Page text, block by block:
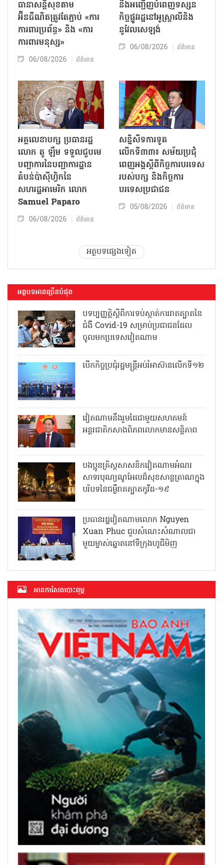
ធានាសន្តិសុខតាម
អ៊ីនធឺណិតត្រូវតែភ្ជាប់ «ការ
ការពារប្រព័ន្ធ» និង «ការ
ការពារមនុស្ស»
06/08/2026 ព័ត៌មាន
នឹងអញ្ជើញបំពេញទស្សន
កិច្ចផ្លូវរដ្ឋនៅអូស្ត្រាលីនិង
នូវែលសេឡង់
06/08/2026 ព័ត៌មាន
អគ្គលេខាបក្ស ប្រធានរដ្ឋ
លោក តូ ឡឹម ទទួលជួបមេ
បញ្ជាការនៃបញ្ជាការដ្ឋាន
តំបន់ប៉ាស៊ីហ្វិកនៃ
សហរដ្ឋអាមេរិក លោក
Samuel Paparo
06/08/2026 ព័ត៌មាន
សន្និសីទការទូត
លើកទី៣៣៖ សម័យប្រជុំ
ពេញអង្គស្តីពីកិច្ច​ការបរទេស
របស់​បក្ស និងកិច្ច​ការ
បរទេសប្រជាជន
05/08/2026 ព័ត៌មាន
អត្ថបទផ្សេងទៀត
អត្ថបទអានច្រើនបំផុត
បទប្បញ្ញត្តិស្តីពីការទប់ស្កាត់ការរាតត្បាតនៃ
ជំងឺ Covid-19 សម្រាប់ប្រជាជនដែល
ចូលមកប្រទេសវៀតណាម
បើកកិច្ចប្រជុំរដ្ឋមន្ត្រីអប់រំអាស៊ានលើកទី១២
វៀតណាមនឹងរួមដៃជាមួយសហគមន៍
អន្តរជាតិកសាងពិភពលោកមានសន្តិភាព
បងប្អូនគ្រិស្តសាសនិកវៀតណាមអំណរ
សាទរបុណ្យណូអែលដ៏សុខសាន្តត្រាណក្នុង
បរិបទនៃជម្ងឺរាតត្បាតកូវីដ-១៩
ប្រធានរដ្ឋវៀតណាមលោក Nguyen
Xuan Phuc ជួបសំណេះសំណាលជា
មួយម្ចាស់ឆ្នោតនៅទីក្រុងហូជីមិញ
អាន​កាសែត​បោះពុម្ភ